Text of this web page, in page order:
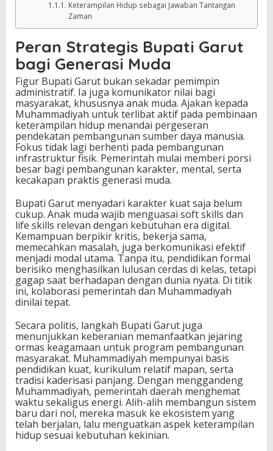
Keterampilan Hidup sebagai Jawaban Tantangan
Zaman
Peran Strategis Bupati Garut
bagi Generasi Muda
Figur Bupati Garut bukan sekadar pemimpin
administratif. Ia juga komunikator nilai bagi
masyarakat, khususnya anak muda. Ajakan kepada
Muhammadiyah untuk terlibat aktif pada pembinaan
keterampilan hidup menandai pergeseran
pendekatan pembangunan sumber daya manusia.
Fokus tidak lagi berhenti pada pembangunan
infrastruktur fisik. Pemerintah mulai memberi porsi
besar bagi pembangunan karakter, mental, serta
kecakapan praktis generasi muda.
Bupati Garut menyadari karakter kuat saja belum
cukup. Anak muda wajib menguasai soft skills dan
life skills relevan dengan kebutuhan era digital.
Kemampuan berpikir kritis, bekerja sama,
memecahkan masalah, juga berkomunikasi efektif
menjadi modal utama. Tanpa itu, pendidikan formal
berisiko menghasilkan lulusan cerdas di kelas, tetapi
gagap saat berhadapan dengan dunia nyata. Di titik
ini, kolaborasi pemerintah dan Muhammadiyah
dinilai tepat.
Secara politis, langkah Bupati Garut juga
menunjukkan keberanian memanfaatkan jejaring
ormas keagamaan untuk program pembangunan
masyarakat. Muhammadiyah mempunyai basis
pendidikan kuat, kurikulum relatif mapan, serta
tradisi kaderisasi panjang. Dengan menggandeng
Muhammadiyah, pemerintah daerah menghemat
waktu sekaligus energi. Alih-alih membangun sistem
baru dari nol, mereka masuk ke ekosistem yang
telah berjalan, lalu menguatkan aspek keterampilan
hidup sesuai kebutuhan kekinian.